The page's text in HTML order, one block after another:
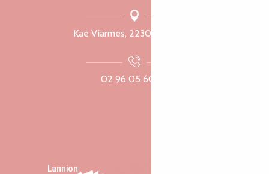
Kae Viarmes, 22300 Lannuon
02 96 05 60 70
Lannion